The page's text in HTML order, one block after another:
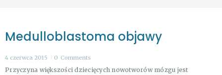
Medulloblastoma objawy
4 czerwca 2015 0 Comments
Przyczyna większości dziecięcych nowotworów mózgu jest